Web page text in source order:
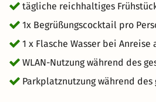
tägliche reichhaltiges
1x Begrüßungscocktail pro
1 x Flasche Wasser bei
WLAN-Nutzung während des
Parkplatznutzung während